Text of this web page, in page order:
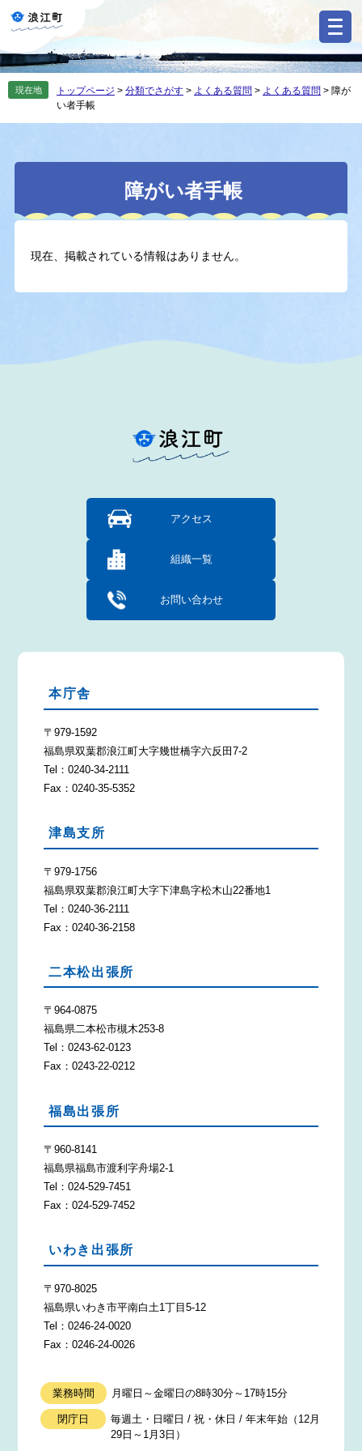
の
先
す
ー
を
し
現在地 トップページ > 分類でさがす > よくある質問 > よくある質問 > 障が
い者手帳
本
障がい者手帳
現在、掲載されている情報はありません。
アクセス
組織一覧
お問い合わせ
本庁舎
〒979-1592
福島県双葉郡浪江町大字幾世橋字六反田7-2
Tel：0240-34-2111
Fax：0240-35-5352
津島支所
〒979-1756
福島県双葉郡浪江町大字下津島字松木山22番地1
Tel：0240-36-2111
Fax：0240-36-2158
二本松出張所
〒964-0875
福島県二本松市槻木253-8
Tel：0243-62-0123
Fax：0243-22-0212
福島出張所
〒960-8141
福島県福島市渡利字舟場2-1
Tel：024-529-7451
Fax：024-529-7452
いわき出張所
〒970-8025
福島県いわき市平南白土1丁目5-12
Tel：0246-24-0020
Fax：0246-24-0026
業務時間 月曜日～金曜日の8時30分～17時15分
閉庁日
毎週土・日曜日 / 祝・休日 / 年末年始（12月
29日～1月3日）